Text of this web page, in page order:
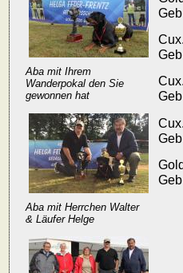
Aba mit Ihrem
Wanderpokal den Sie
gewonnen hat
Aba mit Herrchen Walter
& Läufer Helge